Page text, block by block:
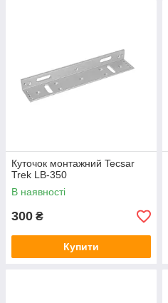
Куточок монтажний Tecsar
Trek LB-350
В наявності
300 ₴
Купити